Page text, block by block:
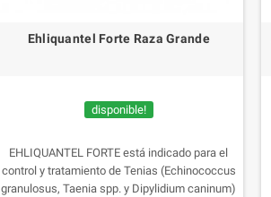
Ehliquantel Forte Raza Grande
disponible!
EHLIQUANTEL FORTE está indicado para el
control y tratamiento de Tenias (Echinococcus
granulosus, Taenia spp. y Dipylidium caninum)